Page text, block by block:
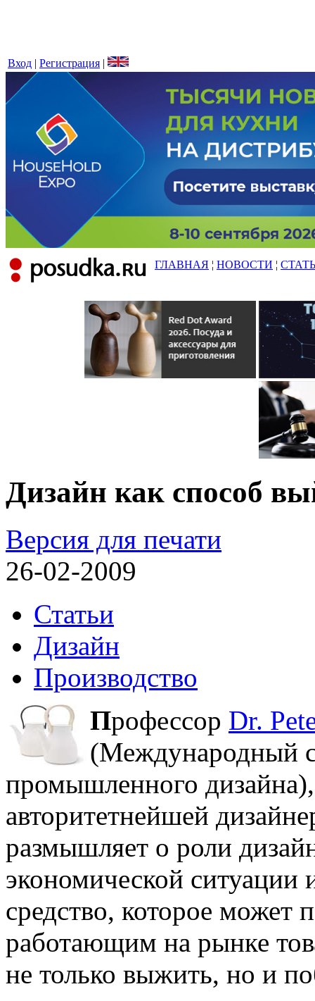
Вход | Регистрация |
ГЛАВНАЯ ¦ НОВОСТИ ¦
Дизайн как способ
Версия для печати
26-02-2009
Статьи
Дизайн
Производство
Профессор Dr.
(Международный
промышленного дизайна),
авторитетнейшей
размышляет о роли
экономической ситуации
средство, которое может
работающим на рынке
не только выжить, но и